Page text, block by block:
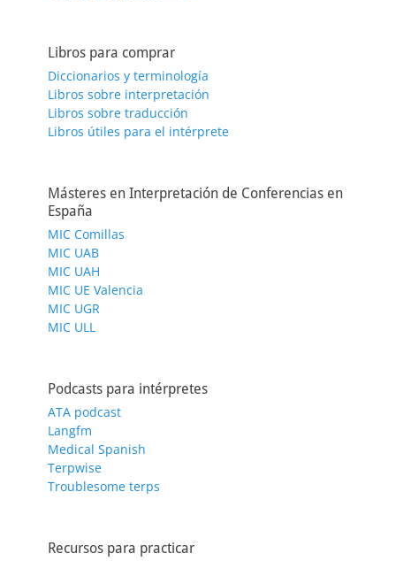
Libros para comprar
Diccionarios y terminología
Libros sobre interpretación
Libros sobre traducción
Libros útiles para el intérprete
Másteres en Interpretación de Conferencias en
España
MIC Comillas
MIC UAB
MIC UAH
MIC UE Valencia
MIC UGR
MIC ULL
Podcasts para intérpretes
ATA podcast
Langfm
Medical Spanish
Terpwise
Troublesome terps
Recursos para practicar